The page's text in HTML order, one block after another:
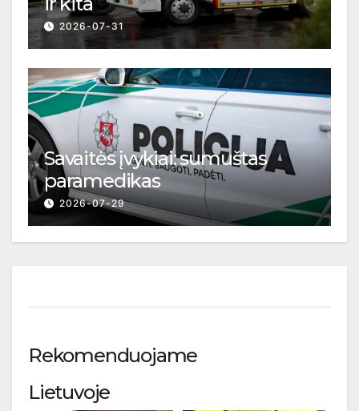
2026-07-31
Savaitės įvykiai: sumuštas
paramedikas
2026-07-29
Rekomenduojame
Lietuvoje